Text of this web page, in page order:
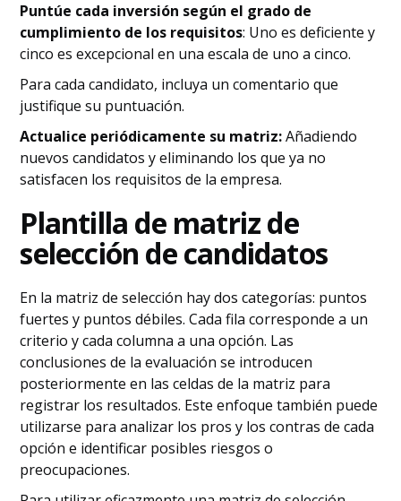
Puntúe cada inversión según el grado de
cumplimiento de los requisitos: Uno es deficiente y
cinco es excepcional en una escala de uno a cinco.
Para cada candidato, incluya un comentario que
justifique su puntuación.
Actualice periódicamente su matriz:Añadiendo
nuevos candidatos y eliminando los que ya no
satisfacen los requisitos de la empresa.
Plantilla de matriz de
selección de candidatos
En la matriz de selección hay dos categorías: puntos
fuertes y puntos débiles. Cada fila corresponde a un
criterio y cada columna a una opción. Las
conclusiones de la evaluación se introducen
posteriormente en las celdas de la matriz para
registrar los resultados. Este enfoque también puede
utilizarse para analizar los pros y los contras de cada
opción e identificar posibles riesgos o
preocupaciones.